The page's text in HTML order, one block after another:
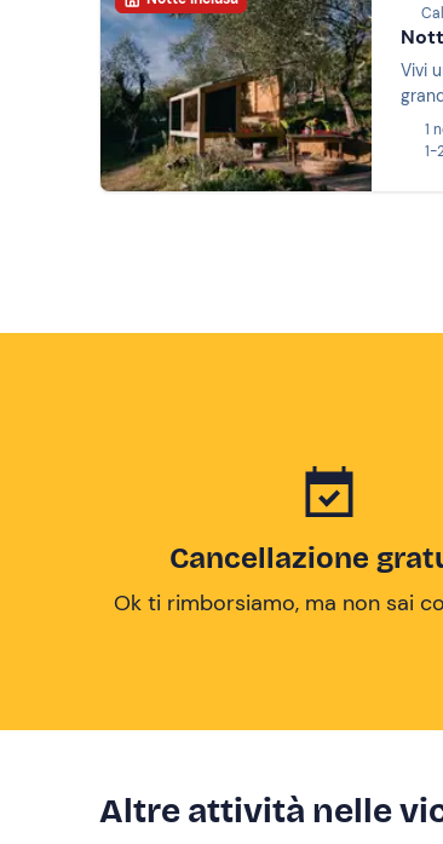
Vivi
1
1-
Cancellazione
Ok ti rimborsiamo, ma non sai
Altre attività nelle